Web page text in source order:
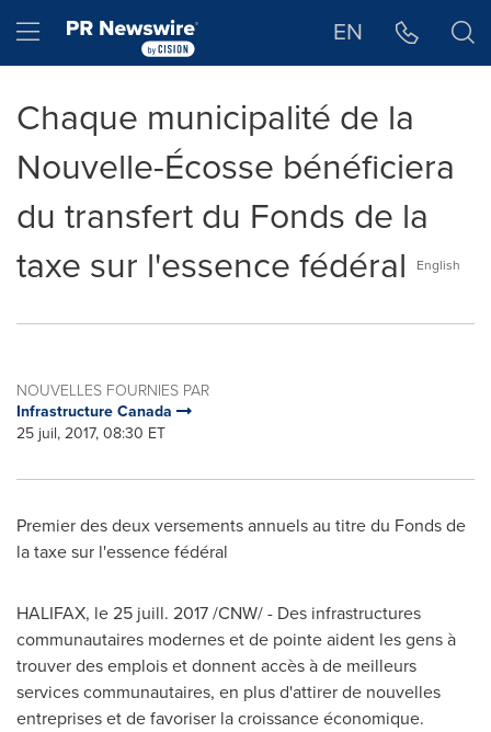
Hamburger menu EN
Chaque municipalité de la
Nouvelle-Écosse bénéficiera
du transfert du Fonds de la
taxe sur l'essence fédéral
English
NOUVELLES FOURNIES PAR
Infrastructure Canada
25 juil, 2017, 08:30 ET
Premier des deux versements annuels au titre du Fonds de
la taxe sur l'essence fédéral
HALIFAX, le 25 juill. 2017 /CNW/ - Des infrastructures
communautaires modernes et de pointe aident les gens à
trouver des emplois et donnent accès à de meilleurs
services communautaires, en plus d'attirer de nouvelles
entreprises et de favoriser la croissance économique.